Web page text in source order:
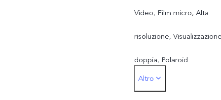
Video, Film micro, Alta
risoluzione,
doppia, Polaroid
Fotocamera principale
Altro